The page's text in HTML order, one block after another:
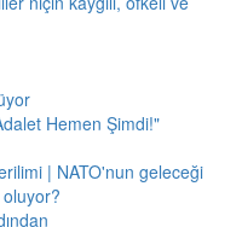
Hemen Şimdi!"
| NATO'nun geleceği
oluyor?